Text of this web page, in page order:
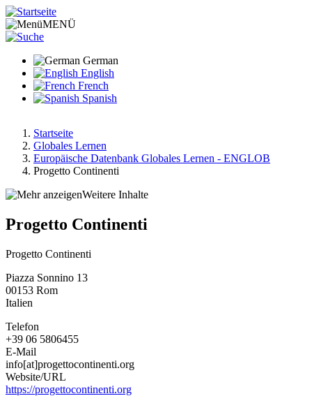
Direkt
zum
Inhalt
MENÜ
German
English
French
Spanish
Pfadnavigation
Startseite
Globales Lernen
Europäische Datenbank Globales Lernen - ENGLOB
Progetto Continenti
Weitere Inhalte
Progetto Continenti
Progetto Continenti
Piazza Sonnino 13
00153 Rom
Italien
Telefon
+39 06 5806455
E-Mail
info[at]progettocontinenti.org
Website/URL
https://progettocontinenti.org